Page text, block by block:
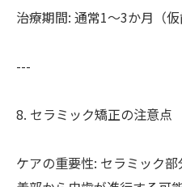
治療期間: 通常1～3か月（仮
---
8. セラミック矯正の注意点
ケアの重要性: セラミック